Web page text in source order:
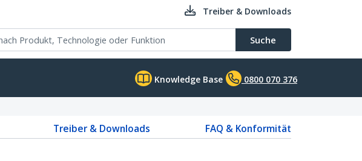
Treiber & Downloads
Suche
Knowledge Base 0800 070 376
Treiber & Downloads
FAQ & Konformität